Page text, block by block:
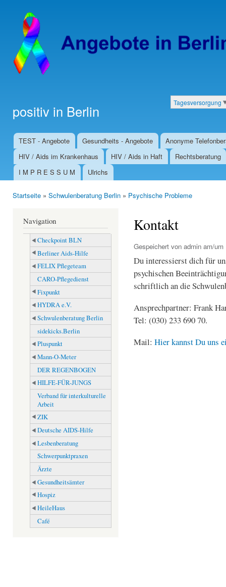
positiv in Berlin Kategorien
Tagesversorgung
Hauptmenü
TEST - Angebote Gesundheits - Angebote
Anonyme
HIV / Aids im Krankenhaus
HIV / Aids in Haft
Rechtsberatung
I M P R E S S U M
Ulrichs
Startseite » Schwulenberatung Berlin » Psychische Probleme
Navigation
Checkpoint BLN
Berliner Aids-Hilfe
FELIX Pflegeteam
CARO-Pflegedienst
Fixpunkt
HYDRA e.V.
Schwulenberatung Berlin
sidekicks.Berlin
Pluspunkt
Mann-O-Meter
DER REGENBOGEN
HILFE-FÜR-JUNGS
Verband für interkulturelle
Arbeit
ZIK
Deutsche AIDS-Hilfe
Lesbenberatung
Schwerpunktpraxen
Ärzte
Gesundheitsämter
Hospiz
HeileHaus
Café
Kontakt
Gespeichert von admin am/um
Du interessierst dich für
psychischen
schriftlich an die
Ansprechpartner: Frank
Tel: (030) 233 690 70.
Mail: Hier kannst Du uns